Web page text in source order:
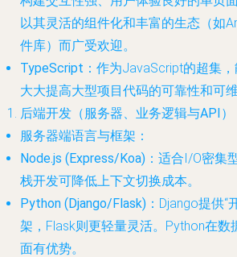
以其灵活的组件化和丰富的生态（如
件库）而广受欢迎。
TypeScript ：作为JavaScript的超集
大大提高大型项目代码的可靠性和可维
后端开发（服务器、业务逻辑与API）
服务器端语言与框架 ：
Node.js (Express/Koa) ：适合I/O密集
栈开发可降低上下文切换成本。
Python (Django/Flask) ：Django提供
架，Flask则更轻量灵活。Python在数
面有优势。